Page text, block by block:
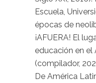
Escuela,
épocas de
¡AFUERA! El
educación en
(compilador,
De América